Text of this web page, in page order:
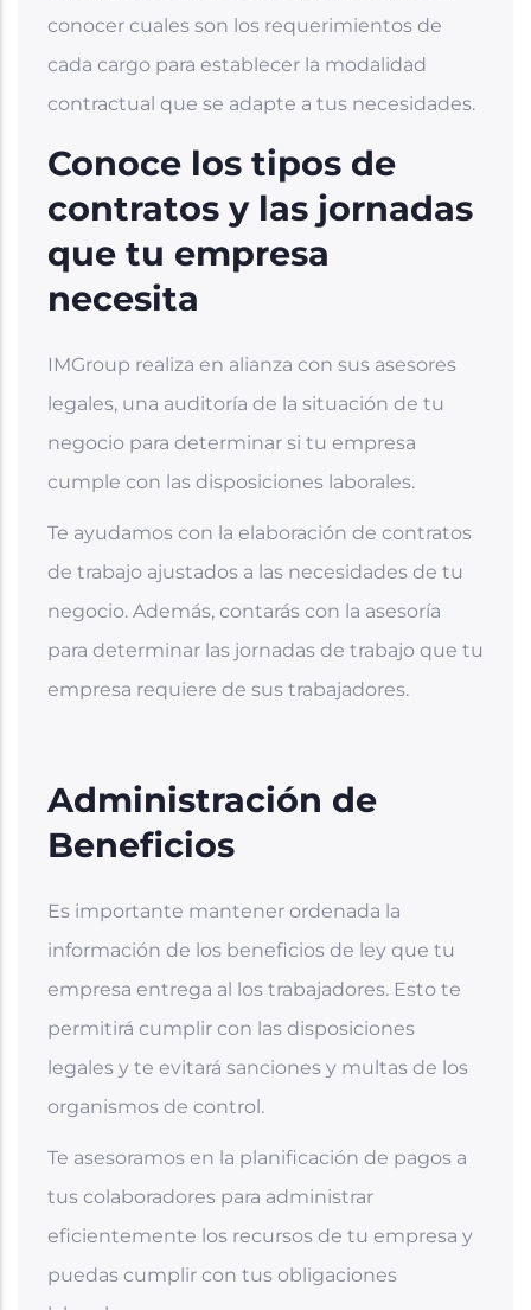
conocer cuales son los requerimientos de
cada cargo para establecer la modalidad
contractual que se adapte a tus necesidades.
Conoce los tipos de
contratos y las jornadas
que tu empresa
necesita
IMGroup realiza en alianza con sus asesores
legales, una auditoría de la situación de tu
negocio para determinar si tu empresa
cumple con las disposiciones laborales.
Te ayudamos con la elaboración de contratos
de trabajo ajustados a las necesidades de tu
negocio. Además, contarás con la asesoría
para determinar las jornadas de trabajo que tu
empresa requiere de sus trabajadores.
Administración de
Beneficios
Es importante mantener ordenada la
información de los beneficios de ley que tu
empresa entrega al los trabajadores. Esto te
permitirá cumplir con las disposiciones
legales y te evitará sanciones y multas de los
organismos de control.
Te asesoramos en la planificación de pagos a
tus colaboradores para administrar
eficientemente los recursos de tu empresa y
puedas cumplir con tus obligaciones